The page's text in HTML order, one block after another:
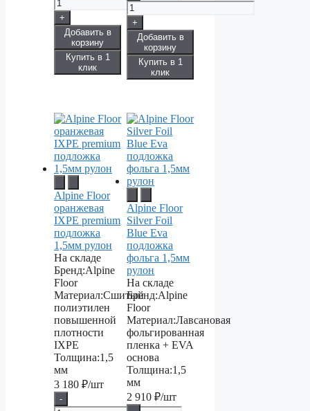
+
Добавить в
корзину
Купить в 1
клик
+
Добавить в
корзину
Купить в 1
клик
Alpine Floor
оранжевая
IXPE premium
подложка
1,5мм рулон
На складе
Бренд:Alpine
Floor
Материал:Сшитый
полиэтилен
повышенной
плотности
IXPE
Толщина:1,5
мм
3 180 ₽/шт
-
Alpine Floor
Silver Foil
Blue Eva
подложка
фольга 1,5мм
рулон
На складе
Бренд:Alpine
Floor
Материал:Лавсановая
фольгированная
пленка + EVA
основа
Толщина:1,5
мм
2 910₽/шт